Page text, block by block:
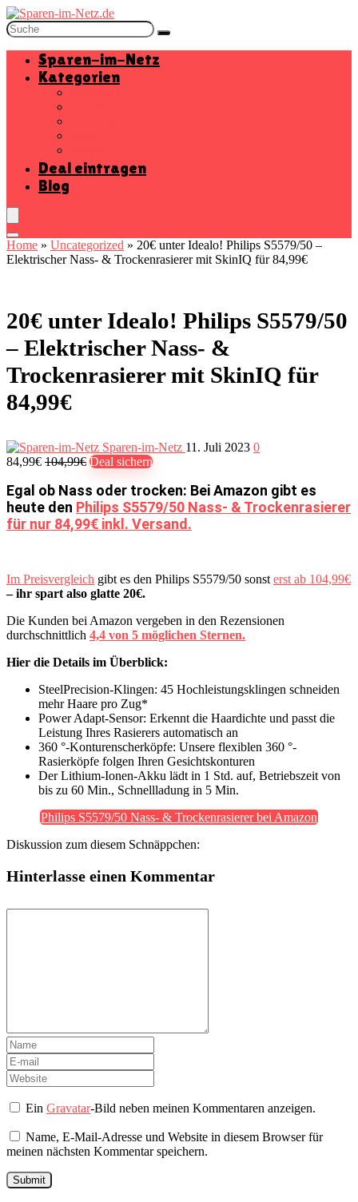
Sparen-im-Netz
Kategorien
Deal eintragen
Blog
Home » Uncategorized » 20€ unter Idealo! Philips S5579/50 –
Elektrischer Nass- & Trockenrasierer mit SkinIQ für 84,99€
20€ unter Idealo! Philips S5579/50
– Elektrischer Nass- &
Trockenrasierer mit SkinIQ für
84,99€
Sparen-im-Netz 11. Juli 2023 0
84,99€ 104,99€ Deal sichern
Egal ob Nass oder trocken: Bei Amazon gibt es
heute den Philips S5579/50 Nass- & Trockenrasierer
für nur 84,99€ inkl. Versand.
Im Preisvergleich gibt es den Philips S5579/50 sonst erst ab 104,99€
– ihr spart also glatte 20€.
Die Kunden bei Amazon vergeben in den Rezensionen
durchschnittlich 4,4 von 5 möglichen Sternen.
Hier die Details im Überblick:
SteelPrecision-Klingen: 45 Hochleistungsklingen schneiden
mehr Haare pro Zug*
Power Adapt-Sensor: Erkennt die Haardichte und passt die
Leistung Ihres Rasierers automatisch an
360 °-Konturenscherköpfe: Unsere flexiblen 360 °-
Rasierköpfe folgen Ihren Gesichtskonturen
Der Lithium-Ionen-Akku lädt in 1 Std. auf, Betriebszeit von
bis zu 60 Min., Schnellladung in 5 Min.
Philips S5579/50 Nass- & Trockenrasierer bei Amazon
Diskussion zum diesem Schnäppchen:
Hinterlasse einen Kommentar
EinGravatar-Bild neben meinen Kommentaren anzeigen.
Name, E-Mail-Adresse und Website in diesem Browser für
meinen nächsten Kommentar speichern.